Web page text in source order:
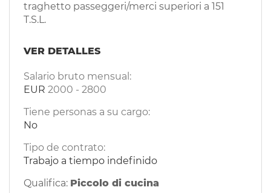
traghetto passeggeri/merci superiori a 151
T.S.L.
VER DETALLES
Salario bruto mensual:
EUR 2000 - 2800
Tiene personas a su cargo:
No
Tipo de contrato:
Trabajo a tiempo indefinido
Qualifica: Piccolo di cucina